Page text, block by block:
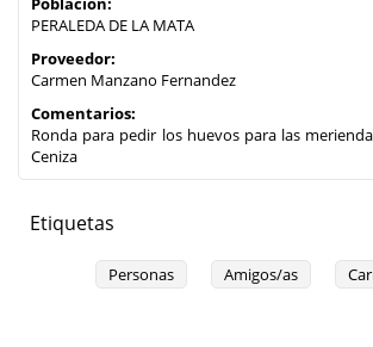
PERALEDA DE LA MATA
Proveedor:
Carmen Manzano Fernandez
Comentarios:
Ronda para pedir los huevos para las
Ceniza
Etiquetas
Personas Amigos/as